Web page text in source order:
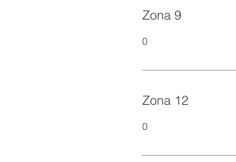
Zona 9
0
Zona 12
0